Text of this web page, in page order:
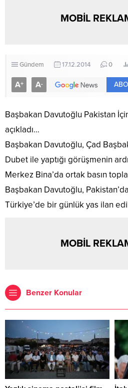
MOBİL
Gündem 17.12.2014 0
A+ A-
Başbakan Davutoğlu Pakistan
açıkladı…
Başbakan Davutoğlu, Çad
Dubet ile yaptığı görüşmenin
Merkez Bina’da ortak basın
Başbakan Davutoğlu,
Türkiye’de bir günlük yas ilan
MOBİL
Benzer Konular